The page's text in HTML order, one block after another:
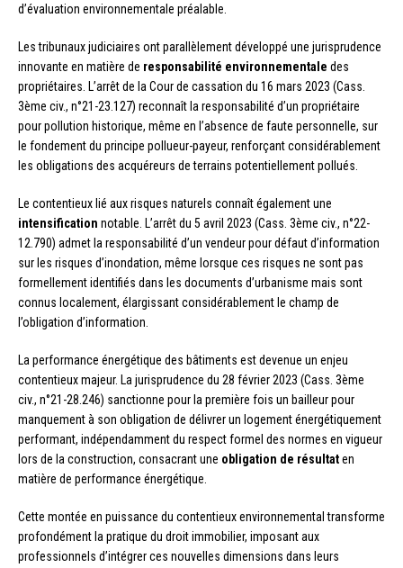
d’évaluation environnementale préalable.
Les tribunaux judiciaires ont parallèlement développé une jurisprudence
innovante en matière de responsabilité environnementale des
propriétaires. L’arrêt de la Cour de cassation du 16 mars 2023 (Cass.
3ème civ., n°21-23.127) reconnaît la responsabilité d’un propriétaire
pour pollution historique, même en l’absence de faute personnelle, sur
le fondement du principe pollueur-payeur, renforçant considérablement
les obligations des acquéreurs de terrains potentiellement pollués.
Le contentieux lié aux risques naturels connaît également une
intensification notable. L’arrêt du 5 avril 2023 (Cass. 3ème civ., n°22-
12.790) admet la responsabilité d’un vendeur pour défaut d’information
sur les risques d’inondation, même lorsque ces risques ne sont pas
formellement identifiés dans les documents d’urbanisme mais sont
connus localement, élargissant considérablement le champ de
l’obligation d’information.
La performance énergétique des bâtiments est devenue un enjeu
contentieux majeur. La jurisprudence du 28 février 2023 (Cass. 3ème
civ., n°21-28.246) sanctionne pour la première fois un bailleur pour
manquement à son obligation de délivrer un logement énergétiquement
performant, indépendamment du respect formel des normes en vigueur
lors de la construction, consacrant une obligation de résultaten
matière de performance énergétique.
Cette montée en puissance du contentieux environnemental transforme
profondément la pratique du droit immobilier, imposant aux
professionnels d’intégrer ces nouvelles dimensions dans leurs